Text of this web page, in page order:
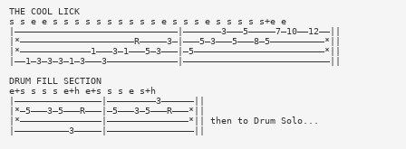
THE COOL LICK
s s e e s s s s s s s s s s e s s s e s s s s s+e e
|——————————————————————————————|———————3———5—————7—10——12——||
|*—————————————————————R—————3—|———5—3———5———8—5——————————*||
|*—————————————1———3—1———5—3———|—5————————————————————————*||
|——1—3—3—3—1—3———3—————————————|———————————————————————————||
DRUM FILL SECTION
e+s s s s e+h e+s s s e s+h
|————————————————|—————————3——————||
|*—5———3—5———R———|—5———3—5———R———*||
|*———————————————|———————————————*|| then to Drum Solo...
|——————————3—————|————————————————||